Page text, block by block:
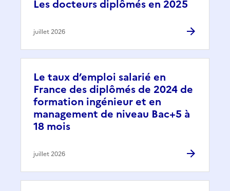
Les docteurs diplômés en 2025
juillet 2026
Le taux d’emploi salarié en
France des diplômés de 2024 de
formation ingénieur et en
management de niveau Bac+5 à
18 mois
juillet 2026